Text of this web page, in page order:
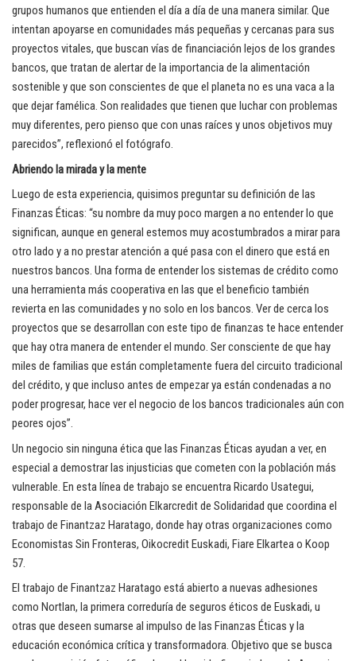
grupos humanos que entienden el día a día de una manera similar. Que
intentan apoyarse en comunidades más pequeñas y cercanas para sus
proyectos vitales, que buscan vías de financiación lejos de los grandes
bancos, que tratan de alertar de la importancia de la alimentación
sostenible y que son conscientes de que el planeta no es una vaca a la
que dejar famélica. Son realidades que tienen que luchar con problemas
muy diferentes, pero pienso que con unas raíces y unos objetivos muy
parecidos”, reflexionó el fotógrafo.
Abriendo la mirada y la mente
Luego de esta experiencia, quisimos preguntar su definición de las
Finanzas Éticas: “su nombre da muy poco margen a no entender lo que
significan, aunque en general estemos muy acostumbrados a mirar para
otro lado y a no prestar atención a qué pasa con el dinero que está en
nuestros bancos. Una forma de entender los sistemas de crédito como
una herramienta más cooperativa en las que el beneficio también
revierta en las comunidades y no solo en los bancos. Ver de cerca los
proyectos que se desarrollan con este tipo de finanzas te hace entender
que hay otra manera de entender el mundo. Ser consciente de que hay
miles de familias que están completamente fuera del circuito tradicional
del crédito, y que incluso antes de empezar ya están condenadas a no
poder progresar, hace ver el negocio de los bancos tradicionales aún con
peores ojos”.
Un negocio sin ninguna ética que las Finanzas Éticas ayudan a ver, en
especial a demostrar las injusticias que cometen con la población más
vulnerable. En esta línea de trabajo se encuentra Ricardo Usategui,
responsable de la Asociación Elkarcredit de Solidaridad que coordina el
trabajo de Finantzaz Haratago, donde hay otras organizaciones como
Economistas Sin Fronteras, Oikocredit Euskadi, Fiare Elkartea o Koop
57.
El trabajo de Finantzaz Haratago está abierto a nuevas adhesiones
como Nortlan, la primera correduría de seguros éticos de Euskadi, u
otras que deseen sumarse al impulso de las Finanzas Éticas y la
educación económica crítica y transformadora. Objetivo que se busca